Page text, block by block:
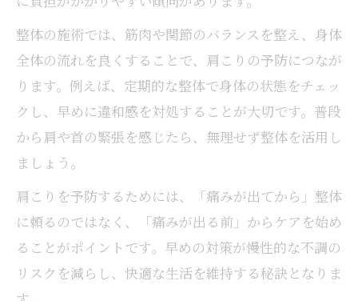
整体の施術では、筋肉や関節のバランスを整え、身体
全体の流れを良くすることで、肩こりの予防につなが
ります。例えば、定期的な整体で身体の状態をチェッ
クし、早めに違和感を対処することが大切です。普段
から肩や首の緊張を感じたら、無理せず整体を活用し
ましょう。
肩こりを予防するためには、「痛みが出てから」整体
に頼るのではなく、「痛みが出る前」からケアを始め
ることがポイントです。早めの対策が慢性的な不調の
リスクを減らし、快適な生活を維持する秘訣となりま